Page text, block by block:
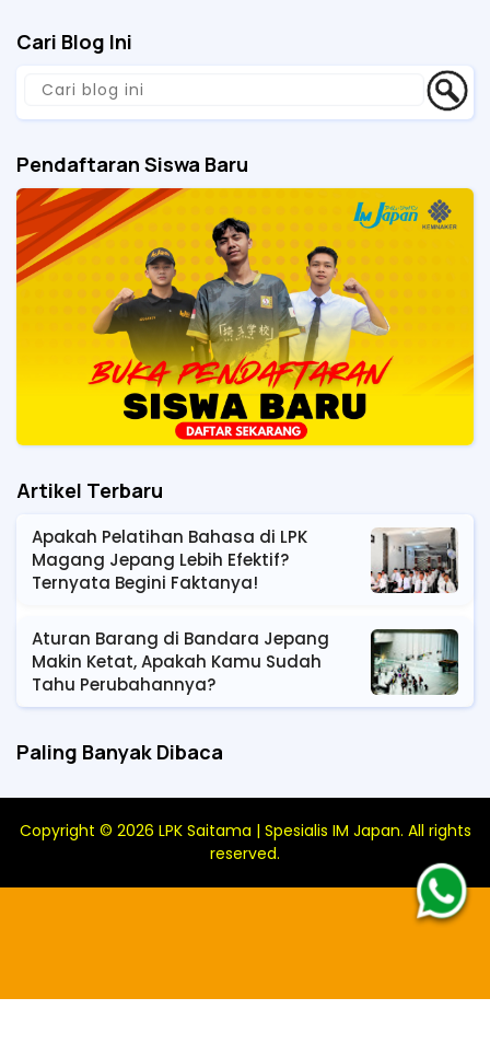
Cari Blog Ini
Pendaftaran Siswa Baru
Artikel Terbaru
Apakah Pelatihan Bahasa di LPK
Magang Jepang Lebih Efektif?
Ternyata Begini Faktanya!
Aturan Barang di Bandara Jepang
Makin Ketat, Apakah Kamu Sudah
Tahu Perubahannya?
Paling Banyak Dibaca
Copyright © 2026 LPK Saitama | Spesialis IM Japan. All rights
reserved.